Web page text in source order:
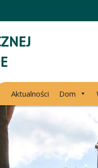
Aktualności Dom